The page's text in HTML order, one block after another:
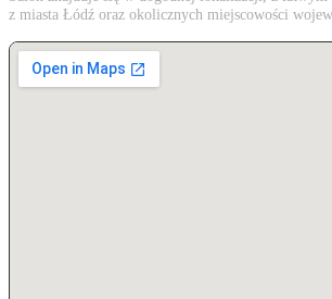
z miasta Łódź oraz okolicznych miejscowości